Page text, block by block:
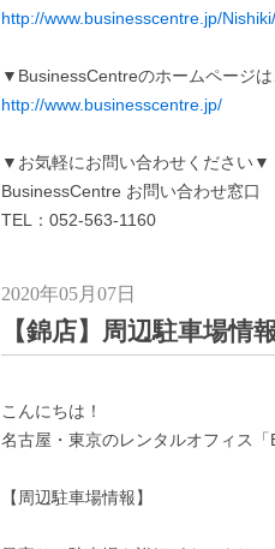
http://www.businesscentre.jp/Nishiki/
▼BusinessCentreのホームページ
http://www.businesscentre.jp/
▼お気軽にお問い合わせください▼
BusinessCentre お問い合わせ窓口
TEL：052-563-1160
2020年05月07日
【錦店】周辺駐車場情
こんにちは！
名古屋・東京のレンタルオフィス
【周辺駐車場情報】